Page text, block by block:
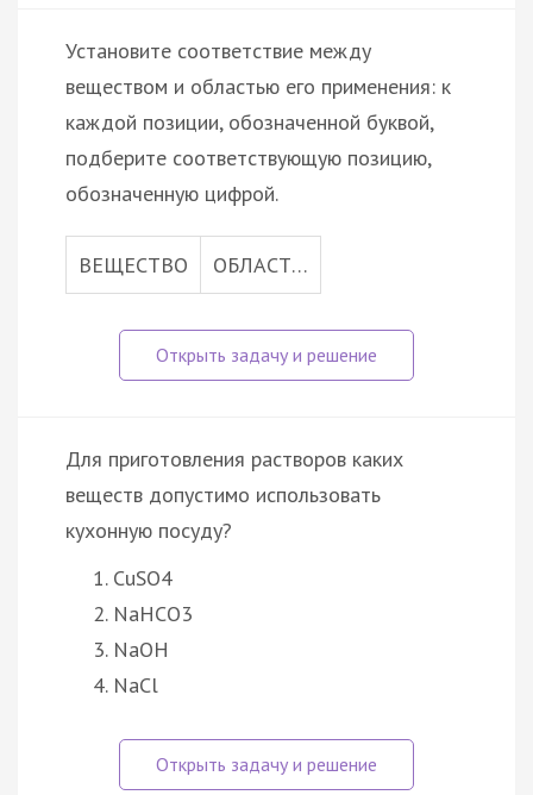
Установите соответствие между
веществом и областью его применения: к
каждой позиции, обозначенной буквой,
подберите соответствующую позицию,
обозначенную цифрой.
ВЕЩЕСТВО ОБЛАСТ…
Для приготовления растворов каких
веществ допустимо использовать
кухонную посуду?
CuSO4
NaHCO3
NaOH
NaCl